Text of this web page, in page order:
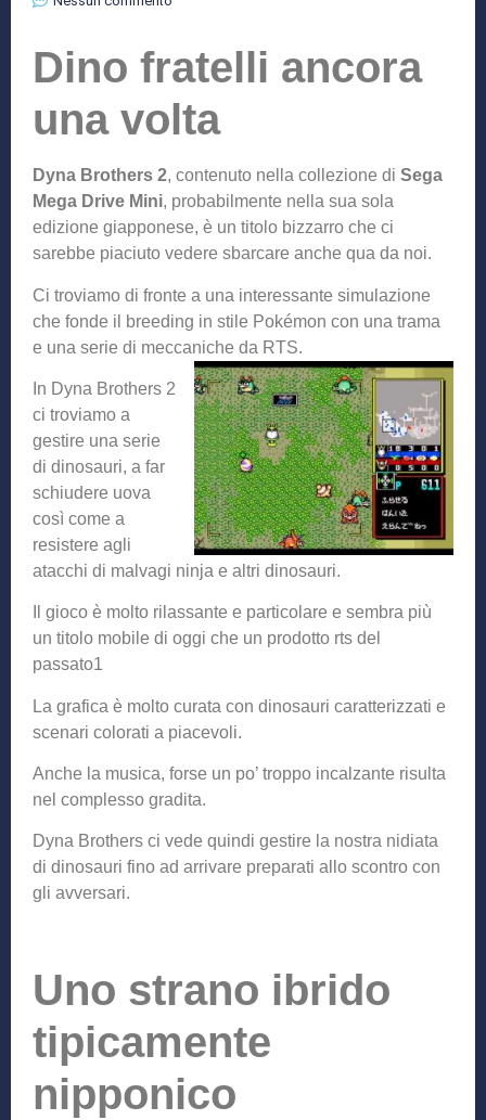
Dino fratelli ancora
una volta
Dyna Brothers 2, contenuto nella collezione di Sega
Mega Drive Mini, probabilmente nella sua sola
edizione giapponese, è un titolo bizzarro che ci
sarebbe piaciuto vedere sbarcare anche qua da noi.
Ci troviamo di fronte a una interessante simulazione
che fonde il breeding in stile Pokémon con una trama
e una serie di meccaniche da RTS.
In Dyna Brothers 2
ci troviamo a
gestire una serie
di dinosauri, a far
schiudere uova
così come a
resistere agli
atacchi di malvagi ninja e altri dinosauri.
Il gioco è molto rilassante e particolare e sembra più
un titolo mobile di oggi che un prodotto rts del
passato1
La grafica è molto curata con dinosauri caratterizzati e
scenari colorati a piacevoli.
Anche la musica, forse un po’ troppo incalzante risulta
nel complesso gradita.
Dyna Brothers ci vede quindi gestire la nostra nidiata
di dinosauri fino ad arrivare preparati allo scontro con
gli avversari.
Uno strano ibrido
tipicamente
nipponico